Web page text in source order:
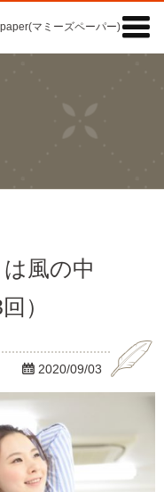
マミーズペーパー)の「記事」

風の中
）
 2020/09/03